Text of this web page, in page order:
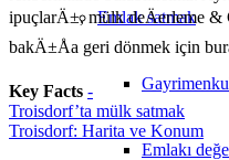
Emlak satmak
Emlakı
ipuçlarÄ±, mülk deÄerleme &
bakÄ±Åa geri dönmek için
Key Facts -
Troisdorf’ta mülk satmak
Troisdorf: Harita ve Konum